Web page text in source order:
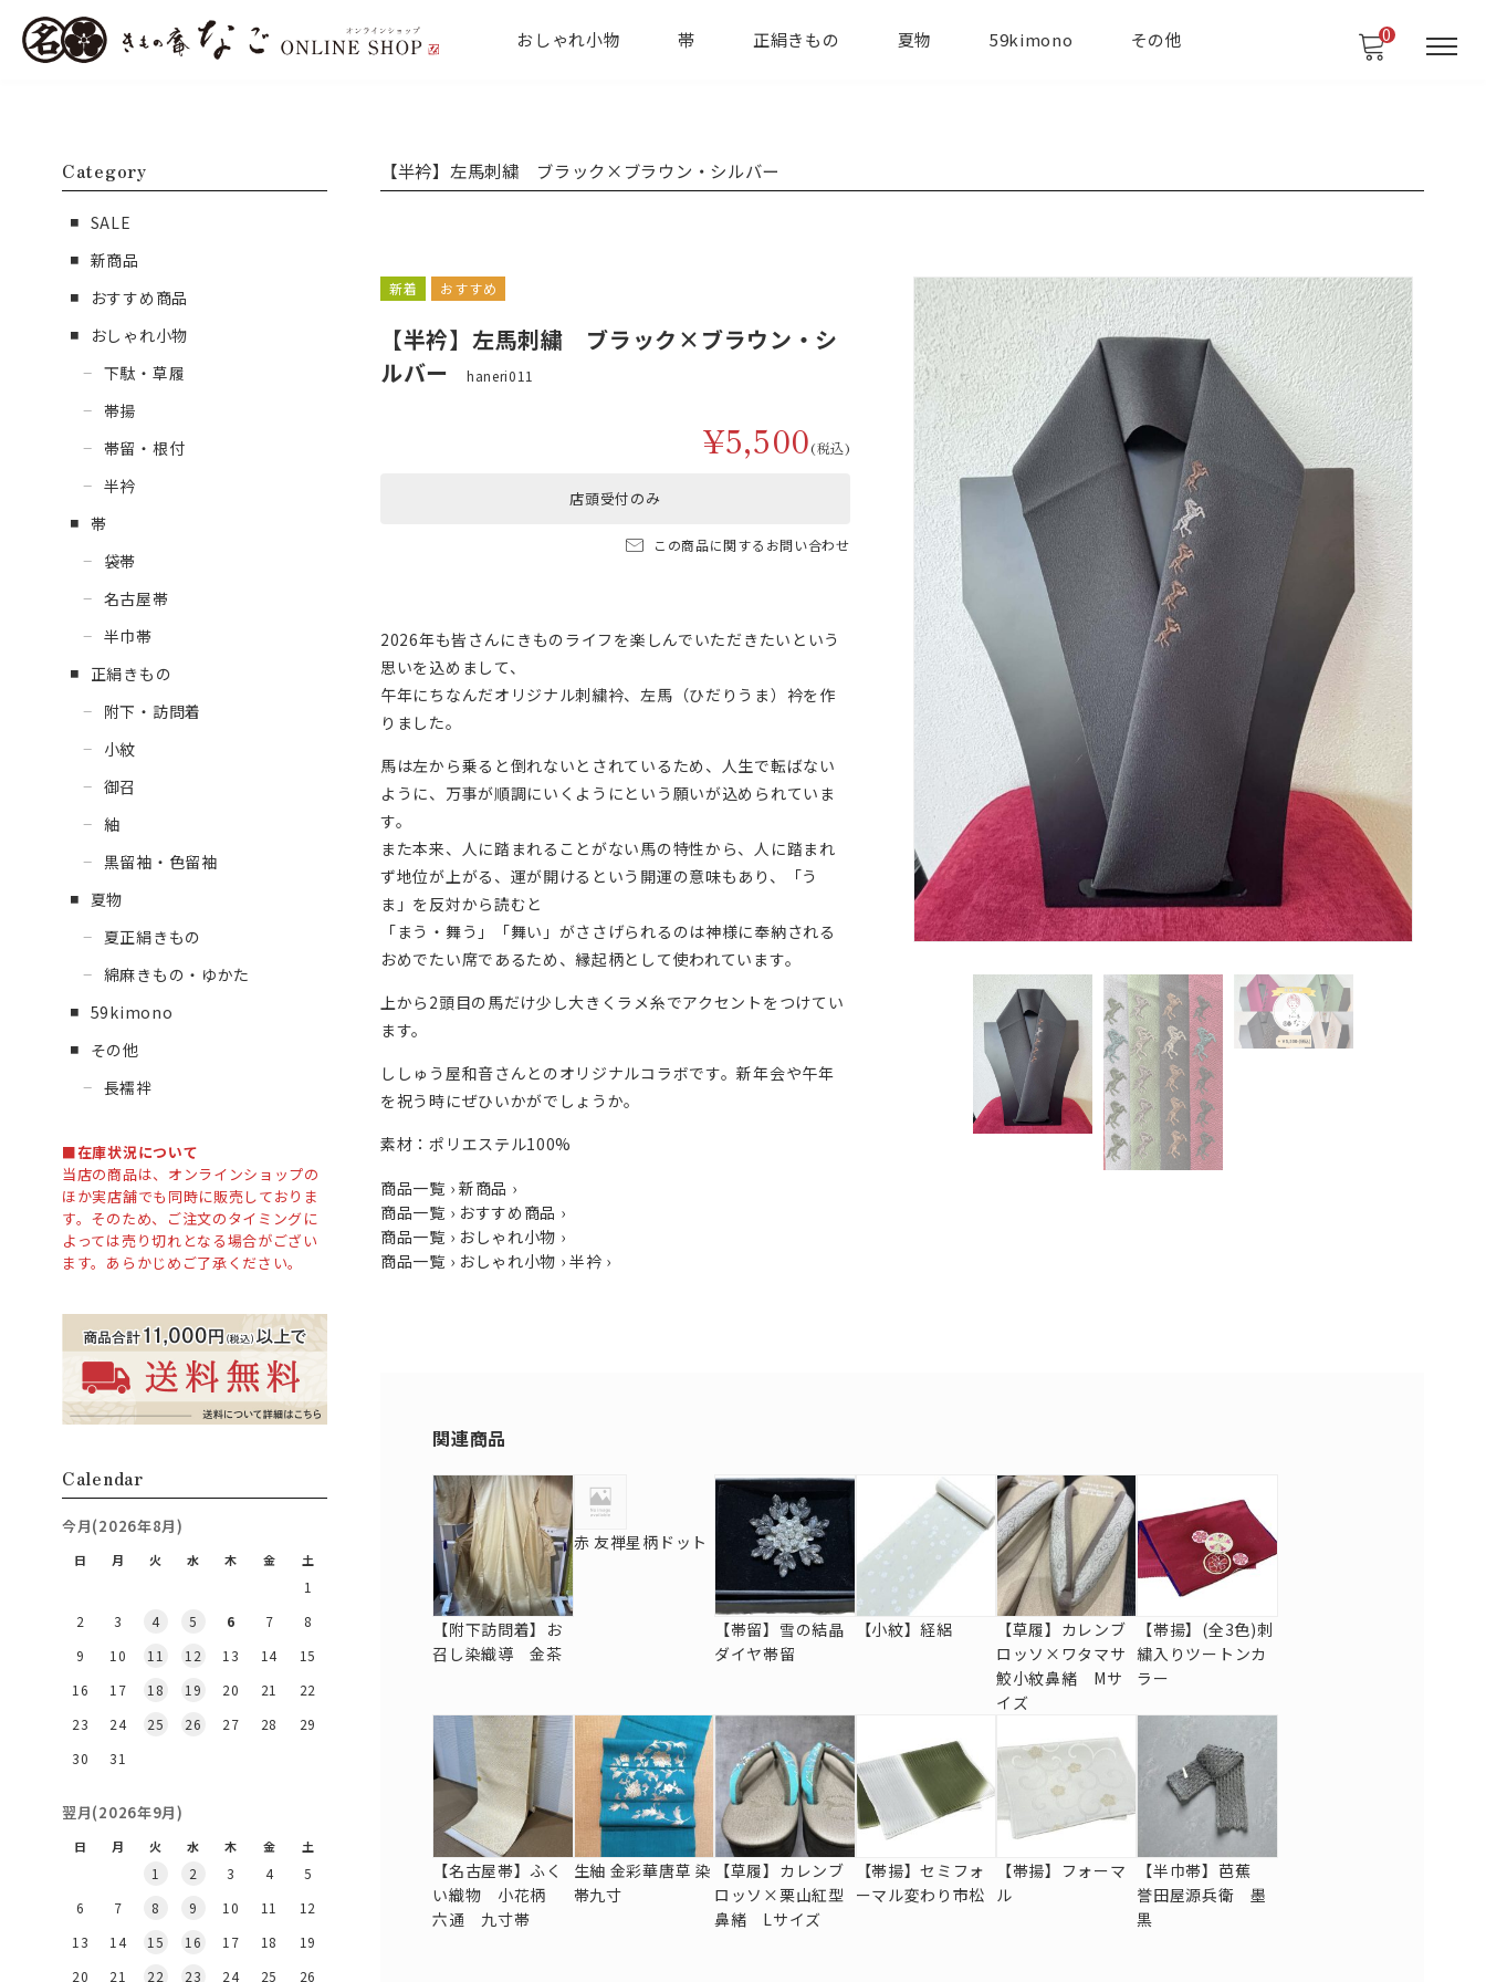
おしゃれ小物 帯 正絹きもの 夏物 59kimono その他 0
【半衿】左馬刺繍 ブラック×ブラウン・シルバー
新着 おすすめ
【半衿】左馬刺繍 ブラック×ブラウン・シ
ルバー
haneri011
¥5,500(税込)
店頭受付のみ
この商品に関するお問い合わせ
2026年も皆さんにきものライフを楽しんでいただきたいという
思いを込めまして、
午年にちなんだオリジナル刺繍衿、左馬（ひだりうま）衿を作
りました。
馬は左から乗ると倒れないとされているため、人生で転ばない
ように、万事が順調にいくようにという願いが込められていま
す。
また本来、人に踏まれることがない馬の特性から、人に踏まれ
ず地位が上がる、運が開けるという開運の意味もあり、「う
ま」を反対から読むと
「まう・舞う」「舞い」がささげられるのは神様に奉納される
おめでたい席であるため、縁起柄として使われています。
上から2頭目の馬だけ少し大きくラメ糸でアクセントをつけてい
ます。
ししゅう屋和音さんとのオリジナルコラボです。新年会や午年
を祝う時にぜひいかがでしょうか。
素材：ポリエステル100%
商品一覧 › 新商品 ›
商品一覧 › おすすめ商品 ›
商品一覧 › おしゃれ小物 ›
商品一覧 › おしゃれ小物 ›半衿 ›
関連商品
【附下訪問着】お
召し染織導 金茶
赤 友禅星柄ドット
【帯留】雪の結晶
ダイヤ帯留
【小紋】経絽
【草履】カレンブ
ロッソ×ワタマサ
鮫小紋鼻緒 Mサ
イズ
【帯揚】(全3色)刺
繍入りツートンカ
ラー
【名古屋帯】ふく
い織物 小花柄
六通 九寸帯
生紬 金彩華唐草 染
帯九寸
【草履】カレンブ
ロッソ×栗山紅型
鼻緒 Lサイズ
【帯揚】セミフォ
ーマル変わり市松
【帯揚】フォーマ
ル
【半巾帯】芭蕉
誉田屋源兵衛 墨
黒
Category
SALE
新商品
おすすめ商品
おしゃれ小物
下駄・草履
帯揚
帯留・根付
半衿
帯
袋帯
名古屋帯
半巾帯
正絹きもの
附下・訪問着
小紋
御召
紬
黒留袖・色留袖
夏物
夏正絹きもの
綿麻きもの・ゆかた
59kimono
その他
長襦袢
■在庫状況について
当店の商品は、オンラインショップの
ほか実店舗でも同時に販売しておりま
す。そのため、ご注文のタイミングに
よっては売り切れとなる場合がござい
ます。あらかじめご了承ください。
Calendar
今月(2026年8月)
日 月 火 水 木 金 土
1
2
3 4 5 6 7
8
9
10 11 12 13 14
15
16
17 18 19 20 21
22
23
24 25 26 27 28
29
30
31
翌月(2026年9月)
日 月 火 水 木 金 土
1 2 3 4
5
6
7 8 9 10 11
12
13
14 15 16 17 18
19
20
21 22 23 24 25 26